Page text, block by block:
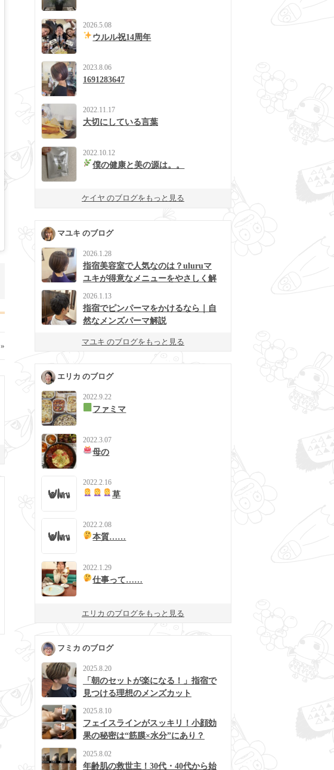
»
2026.5.08
ウルル祝14周年
2023.8.06
1691283647
2022.11.17
大切にしている言葉
2022.10.12
僕の健康と美の源は。。
ケイヤ のブログをもっと見る
マユキ のブログ
2026.1.28
指宿美容室で人気なのは？uluruマ
ユキが得意なメニューをやさしく解
2026.1.13
指宿でピンパーマをかけるなら｜自
然なメンズパーマ解説
マユキ のブログをもっと見る
エリカ のブログ
2022.9.22
ファミマ
2022.3.07
母の
2022.2.16
草
2022.2.08
本質……
2022.1.29
仕事って……
エリカ のブログをもっと見る
フミカ のブログ
2025.8.20
「朝のセットが楽になる！」指宿で
見つける理想のメンズカット
2025.8.10
フェイスラインがスッキリ！小顔効
果の秘密は“筋膜×水分”にあり？
2025.8.02
年齢肌の救世主！30代・40代から始